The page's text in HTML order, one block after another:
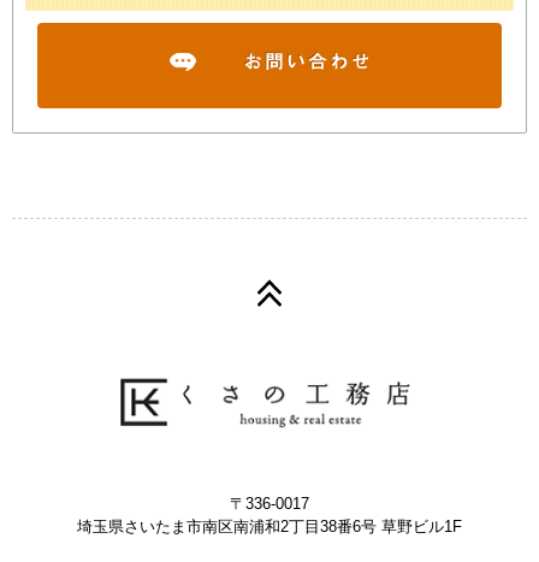
〒336-0017
埼玉県さいたま市南区南浦和2丁目38番6号 草野ビル1F